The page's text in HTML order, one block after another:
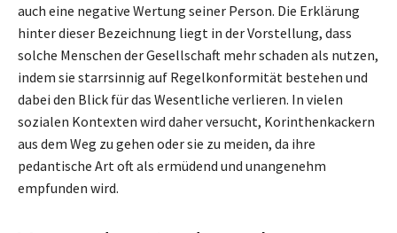
auch eine negative Wertung seiner Person. Die Erklärung
hinter dieser Bezeichnung liegt in der Vorstellung, dass
solche Menschen der Gesellschaft mehr schaden als nutzen,
indem sie starrsinnig auf Regelkonformität bestehen und
dabei den Blick für das Wesentliche verlieren. In vielen
sozialen Kontexten wird daher versucht, Korinthenkackern
aus dem Weg zu gehen oder sie zu meiden, da ihre
pedantische Art oft als ermüdend und unangenehm
empfunden wird.